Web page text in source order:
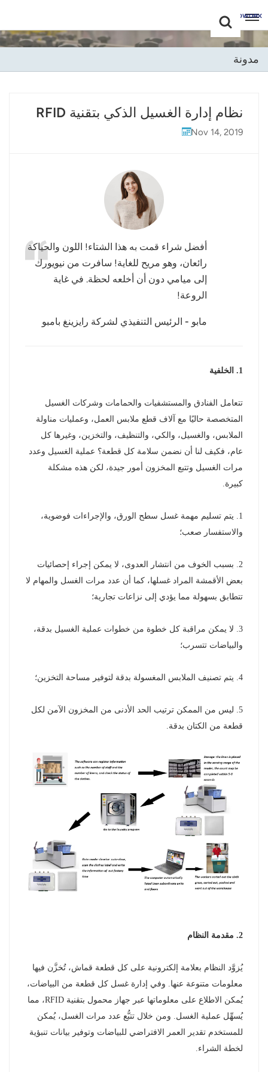
+86 -18681515767
English
Deutsch
Español
Nederland
عربي
日语
Melayu
Polski
Indonesia
magyar
مدونة
نظام إدارة الغسيل الذكي بتقنية RFID
Nov 14, 2019
أفضل شراء قمت به هذا الشتاء! اللون والحياكة
رائعان، وهو مريح للغاية! سافرت من نيويورك
إلى ميامي دون أن أخلعه لحظة. في غاية
الروعة!
مابو - الرئيس التنفيذي لشركة رايزينغ بامبو
1. الخلفية
تتعامل الفنادق والمستشفيات والحمامات وشركات الغسيل
المتخصصة حاليًا مع آلاف قطع ملابس العمل، وعمليات مناولة
الملابس، والغسيل، والكي، والتنظيف، والتخزين، وغيرها كل
عام، فكيف لنا أن نضمن سلامة كل قطعة؟ عملية الغسيل وعدد
مرات الغسيل وتتبع المخزون أمور جيدة، لكن هذه مشكلة
كبيرة.
1. يتم تسليم مهمة غسل سطح الورق، والإجراءات فوضوية،
والاستفسار صعب؛
2. بسبب الخوف من انتشار العدوى، لا يمكن إجراء إحصائيات
بعض الأقمشة المراد غسلها، كما أن عدد مرات الغسل والمهام لا
تتطابق بسهولة مما يؤدي إلى نزاعات تجارية؛
3. لا يمكن مراقبة كل خطوة من خطوات عملية الغسيل بدقة،
والبياضات تتسرب؛
4. يتم تصنيف الملابس المغسولة بدقة لتوفير مساحة التخزين؛
5. ليس من الممكن ترتيب الحد الأدنى من المخزون الآمن لكل
قطعة من الكتان بدقة.
2. مقدمة النظام
يُزوَّد النظام بعلامة إلكترونية على كل قطعة قماش، تُخزَّن فيها
معلومات متنوعة عنها. وفي إدارة غسل كل قطعة من البياضات،
يُمكن الاطلاع على معلوماتها عبر جهاز محمول بتقنية RFID، مما
يُسهِّل عملية الغسل. ومن خلال تتبُّع عدد مرات الغسل، يُمكن
للمستخدم تقدير العمر الافتراضي للبياضات وتوفير بيانات تنبؤية
لخطة الشراء.